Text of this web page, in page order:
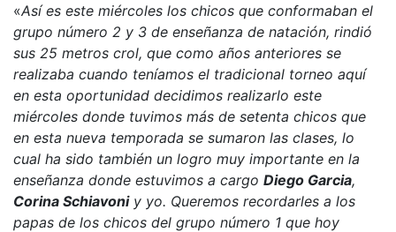
«Así es este miércoles los chicos que conformaban el
grupo número 2 y 3 de enseñanza de natación, rindió
sus 25 metros crol, que como años anteriores se
realizaba cuando teníamos el tradicional torneo aquí
en esta oportunidad decidimos realizarlo este
miércoles donde tuvimos más de setenta chicos que
en esta nueva temporada se sumaron las clases, lo
cual ha sido también un logro muy importante en la
enseñanza donde estuvimos a cargo Diego Garcia,
Corina Schiavoniy yo. Queremos recordarles a los
papas de los chicos del grupo número 1 que hoy